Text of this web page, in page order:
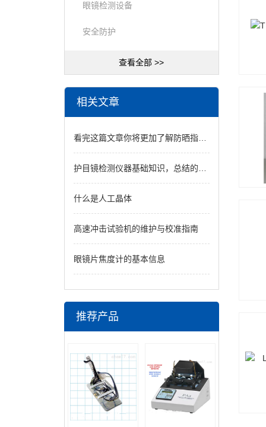
眼镜检测设备
安全防护
查看全部 >>
相关文章
看完这篇文章你将更加了解防晒指数SPF检测仪
护目镜检测仪器基础知识，总结的很到位了
什么是人工晶体
高速冲击试验机的维护与校准指南
眼镜片焦度计的基本信息
推荐产品